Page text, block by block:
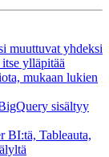
muuttuvat yhdeksi
ylläpitää
mukaan lukien
sisältyy
BI:tä, Tableauta,